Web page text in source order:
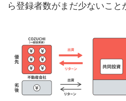
ら登録者数がまだ少ないこと